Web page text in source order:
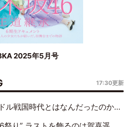
2025年5月号
17:30更新
古川未鈴×相沢梨紗「『ハロプロやりたかったな』って言ったら、夢眠ねむさんに『てめえはでんぱ組．incなんだよ！』って肩パンされて(笑)」